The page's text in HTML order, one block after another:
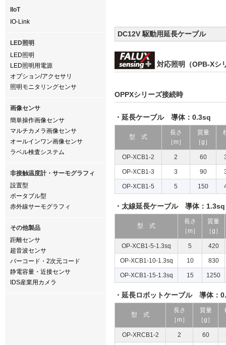
IIoT
IO-Link
LED照明
LED照明
LED照明用電源
オプション/アクセサリ
照明モニタリングセンサ
画像センサ
簡単操作画像センサ
マルチカメラ画像センサ
オールインワン画像センサ
ラベル検査システム
非接触温度計・サーモグラフィ
設置型
ポータブル型
赤外線サーモグラフィ
その他製品
距離センサ
超音波センサ
バーコード・2次元コード
静電容量・近接センサ
IDS産業用カメラ
DC12V 駆動用延長ケーブル
対応照明（OPB-Xシ
OPPXシリーズ接続時
・延長ケーブル 導体：0.3sq
型 式
長さ
［m］
質量
［g］
OP-XCB1-2 2 60
OP-XCB1-3 3 90
OP-XCB1-5 5 150
・太線延長ケーブル 導体：1.3sq
型 式
長さ
［m］
質量
［g］
OP-XCB1-5-1.3sq 5 420
OP-XCB1-10-1.3sq 10 830
OP-XCB1-15-1.3sq 15 1250
・延長ロボットケーブル 導体：
型 式
長さ
［m］
質量
［g］
OP-XRCB1-2 2 60